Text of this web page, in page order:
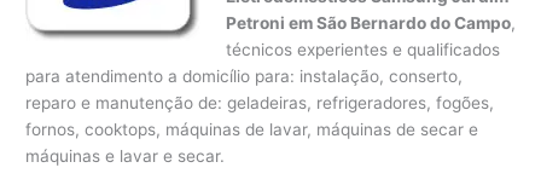
Petroni em São Bernardo do Campo,
técnicos experientes e qualificados
para atendimento a domicílio para: instalação, conserto,
reparo e manutenção de: geladeiras, refrigeradores, fogões,
fornos, cooktops, máquinas de lavar, máquinas de secar e
máquinas e lavar e secar.